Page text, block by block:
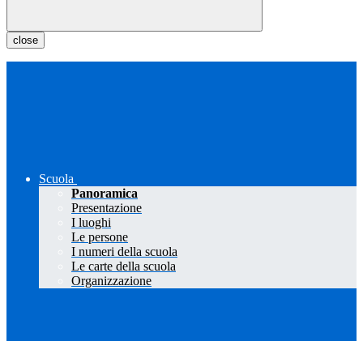
close
Scuola
Panoramica
Presentazione
I luoghi
Le persone
I numeri della scuola
Le carte della scuola
Organizzazione